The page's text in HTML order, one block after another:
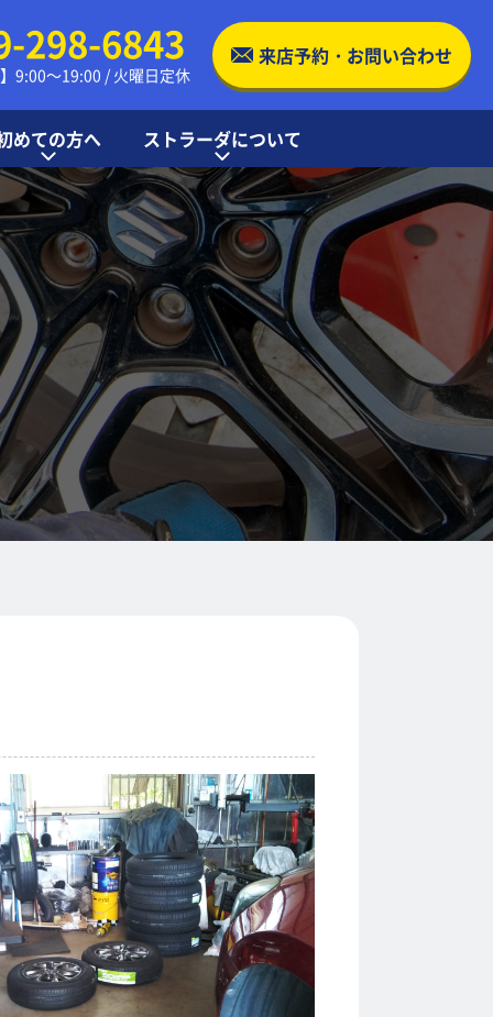
298-6843
9:00～19:00 / 火曜日定休
来店予約・お問い合わせ
めての方へ
換の流れ
質問
ストラーダについて
店舗案内・アクセス
ストラーダの特徴
お知らせ